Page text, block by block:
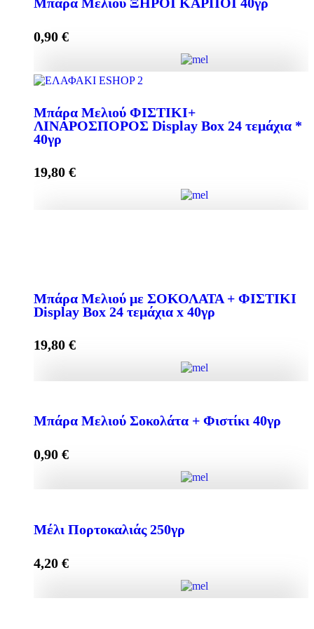
quantity
Add to cart
Μπάρα Μελιού ΞΗΡΟΙ ΚΑΡΠΟΙ 40γρ
0,90 €
Μπάρα Μελιού ΦΙΣΤΙΚΙ+
ΛΙΝΑΡΟΣΠΟΡΟΣ Display Box 24 τεμάχια *
40γρ
19,80 €
Add to cart
Mπάρα Μελιού με ΣΟΚΟΛΑΤΑ + ΦΙΣΤΙΚΙ
Display Box 24 τεμάχια x 40γρ
19,80 €
Box 24 τεμάχια x 40γρ quantity
Add to cart
Μπάρα Μελιού Σοκολάτα + Φιστίκι 40γρ
0,90 €
Μέλι Πορτοκαλιάς 250γρ
4,20 €